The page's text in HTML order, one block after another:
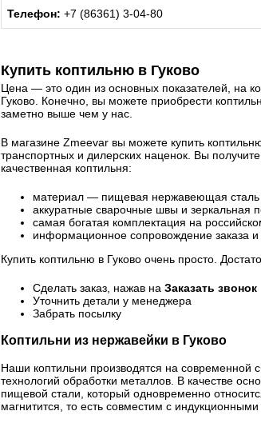
Телефон: +7 (86361) 3-04-80
Купить коптильню в Гуково
Цена — это один из основных показателей, на
Гуково. Конечно, вы можете приобрести
заметно выше чем у нас.
В магазине Zmeevar вы можете купить
транспортных и дилерских наценок. Вы
качественная коптильня:
материал — пищевая нержавеющая
аккуратные сварочные швы и зеркальная
самая богатая комплектация на
информационное сопровождение заказа и
Купить коптильню в Гуково очень просто.
Сделать заказ, нажав на Заказать звонок
Уточнить детали у менеджера
Забрать посылку
Коптильни из нержавейки в Гуково
Наши коптильни производятся на современной
технологий обработки металлов. В качестве
пищевой стали, который одновременно
магнитится, то есть совместим с индукционными